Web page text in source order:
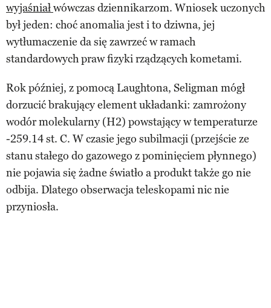
wyjaśniałwówczas dziennikarzom. Wniosek uczonych
był jeden: choć anomalia jest i to dziwna, jej
wytłumaczenie da się zawrzeć w ramach
standardowych praw fizyki rządzących kometami.
Rok później, z pomocą Laughtona, Seligman mógł
dorzucić brakujący element układanki: zamrożony
wodór molekularny (H2) powstający w temperaturze
-259.14 st. C. W czasie jego subilmacji (przejście ze
stanu stałego do gazowego z pominięciem płynnego)
nie pojawia się żadne światło a produkt także go nie
odbija. Dlatego obserwacja teleskopami nic nie
przyniosła.